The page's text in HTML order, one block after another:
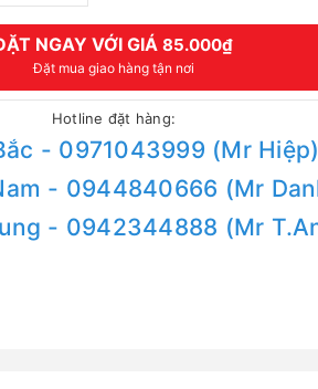
NGAY VỚI GIÁ85.000₫
Đặt mua giao hàng tận nơi
Hotline đặt hàng:
- 0971043999 (Mr Hiệp)
- 0944840666 (Mr
- 0942344888 (Mr